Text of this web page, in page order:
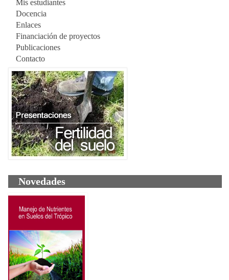
Mis estudiantes
Docencia
Enlaces
Financiación de proyectos
Publicaciones
Contacto
Novedades